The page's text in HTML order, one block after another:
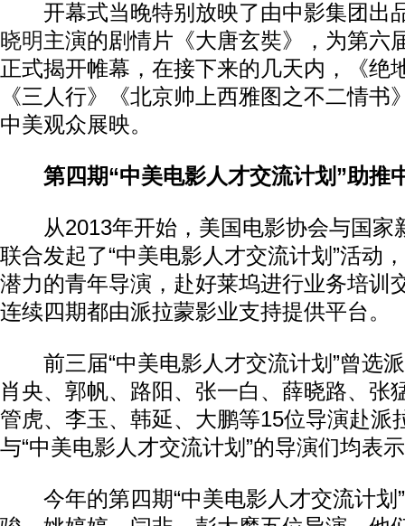
开幕式当晚特别放映了由中影集团出
晓明主演的剧情片《大唐玄奘》，为第六
正式揭开帷幕，在接下来的几天内，《绝
《三人行》《北京帅上西雅图之不二情书
中美观众展映。
第四期“中美电影人才交流计划”助推
从2013年开始，美国电影协会与国家
联合发起了“中美电影人才交流计划”活动
潜力的青年导演，赴好莱坞进行业务培训
连续四期都由派拉蒙影业支持提供平台。
前三届“中美电影人才交流计划”曾选
肖央、郭帆、路阳、张一白、薛晓路、张
管虎、李玉、韩延、大鹏等15位导演赴派
与“中美电影人才交流计划”的导演们均表
今年的第四期“中美电影人才交流计划